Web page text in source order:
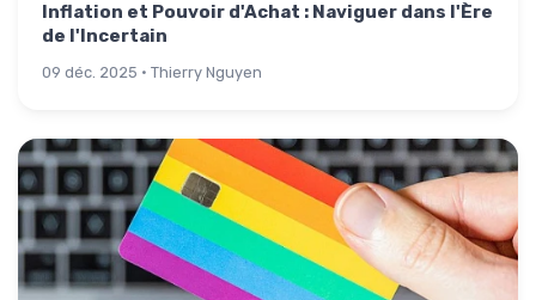
Inflation et Pouvoir d'Achat : Naviguer dans l'Ère
de l'Incertain
09 déc. 2025 · Thierry Nguyen